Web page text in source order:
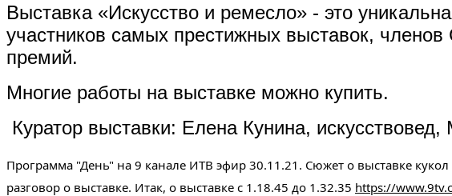
Выставка «Искусство и ремесло» - это
участников самых престижных выставок,
премий.
Многие работы на выставке можно купить.
Куратор выставки: Елена Кунина,
Программа "День" на 9 канале ИТВ эфир 30.11.21. Сюжет о выставке
разговор о выставке. Итак, о выставке с 1.18.45 до 1.32.35 https://